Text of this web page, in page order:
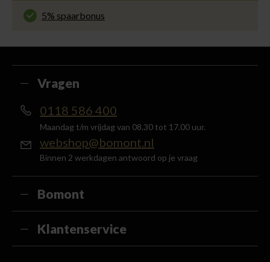
voor slechts € 4,95 of gratis in onze winkels.
5% spaarbonus
Vragen
0118 586 400
Maandag t/m vrijdag van 08.30 tot 17.00 uur.
webshop@bomont.nl
Binnen 2 werkdagen antwoord op je vraag
Bomont
Klantenservice